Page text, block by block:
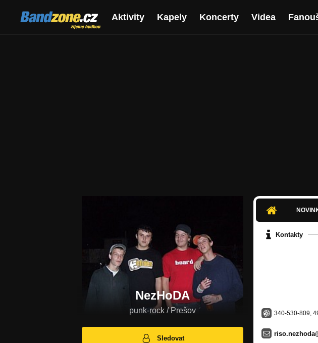
Bandzone.cz
žijeme hudbou
Aktivity Kapely Koncerty Videa
NezHoDA
punk-rock / Prešov
Sledovat
Kontakty
340-530-809,